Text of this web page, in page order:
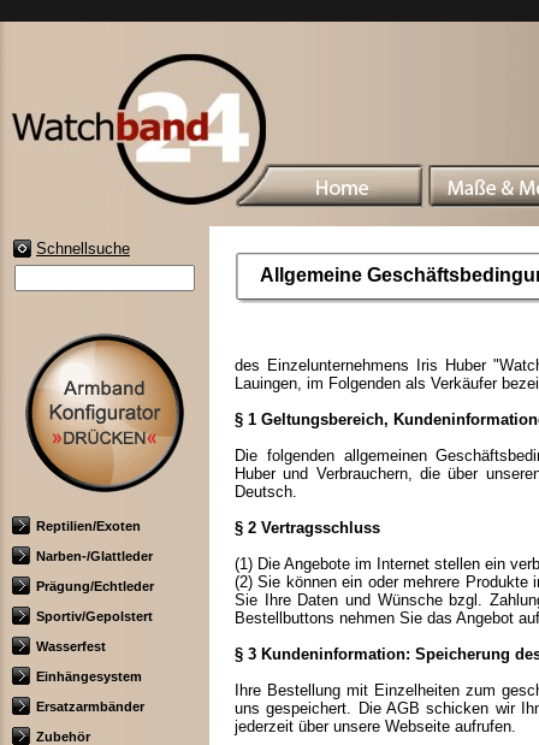
Schnellsuche
Reptilien/Exoten
Narben-/Glattleder
Prägung/Echtleder
Sportiv/Gepolstert
Wasserfest
Einhängesystem
Ersatzarmbänder
Zubehör
Allgemeine
des Einzelunternehmens Iris Huber
Lauingen, im Folgenden als Verkäufer
§ 1 Geltungsbereich,
Die folgenden allgemeinen
Huber und Verbrauchern, die über
Deutsch.
§ 2 Vertragsschluss
(1) Die Angebote im Internet stellen ein
(2) Sie können ein oder mehrere
Sie Ihre Daten und Wünsche bzgl.
Bestellbuttons nehmen Sie das Angebot
§ 3 Kundeninformation: Speicherung
Ihre Bestellung mit Einzelheiten zum
uns gespeichert. Die AGB schicken wir
jederzeit über unsere Webseite aufrufen.